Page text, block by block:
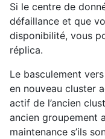
Si le centre de
défaillance et que
disponibilité, vous
réplica.
Le basculement
en nouveau cluster
actif de l’ancien
ancien groupement
maintenance s’ils